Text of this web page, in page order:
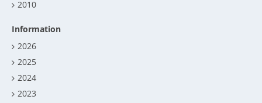
2010
Information
2026
2025
2024
2023